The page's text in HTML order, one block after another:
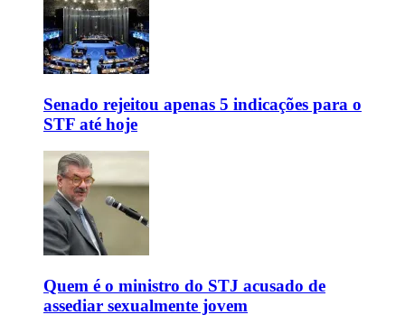
Senado rejeitou apenas 5 indicações para o
STF até hoje
Quem é o ministro do STJ acusado de
assediar sexualmente jovem